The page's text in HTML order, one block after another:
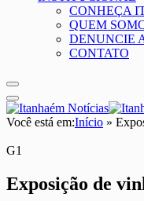
CONHEÇA
QUEM
DENUNCIE
CONTATO
Você está em:Início »
G1
Exposição de